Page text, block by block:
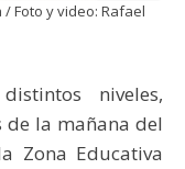
Foto y video: Rafael
niveles,
de la mañana del
Zona Educativa